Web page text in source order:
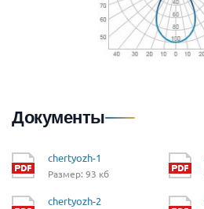
Документы
chertyozh-1
Размер: 93 кб
chertyozh-2